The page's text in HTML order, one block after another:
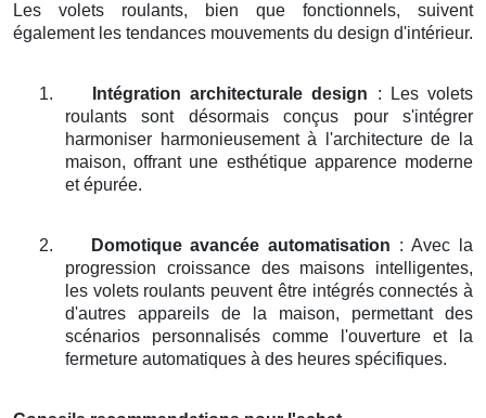
Les volets roulants, bien que fonctionnels, suivent
également les tendances mouvements du design d'intérieur.
1. Intégration architecturale design : Les volets
roulants sont désormais conçus pour s'intégrer
harmoniser harmonieusement à l'architecture de la
maison, offrant une esthétique apparence moderne
et épurée.
2. Domotique avancée automatisation : Avec la
progression croissance des maisons intelligentes,
les volets roulants peuvent être intégrés connectés à
d'autres appareils de la maison, permettant des
scénarios personnalisés comme l'ouverture et la
fermeture automatiques à des heures spécifiques.